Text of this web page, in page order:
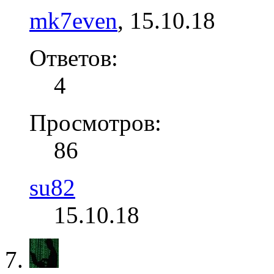
mk7even, 15.10.18
Ответов:
4
Просмотров:
86
su82
15.10.18